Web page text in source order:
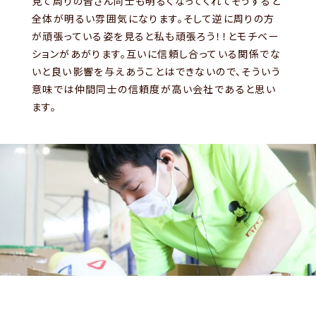
全体が明るい雰囲気になります。そして逆に周りの方
が頑張っている姿を見ると私も頑張ろう！！とモチベー
ションがあがります。互いに信頼し合っている関係でな
いと良い影響を与えあうことはできないので、そういう
意味では仲間同士の信頼度が高い会社であると思い
ます。